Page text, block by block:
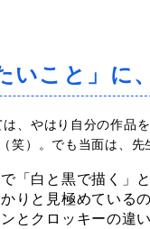
いこと」に
、やはり自分の作品
）。でも当面は、先
「白と黒で描く」
りと見極めている
とクロッキーの違